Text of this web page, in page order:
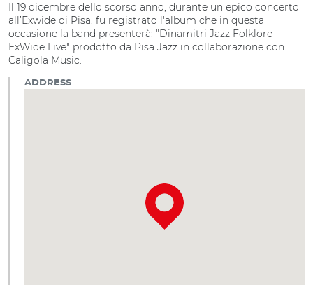
Il 19 dicembre dello scorso anno, durante un epico concerto
all’Exwide di Pisa, fu registrato l'album che in questa
occasione la band presenterà: "Dinamitri Jazz Folklore -
ExWide Live" prodotto da Pisa Jazz in collaborazione con
Caligola Music.
ADDRESS